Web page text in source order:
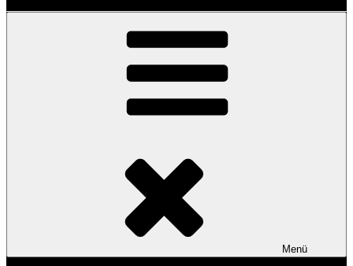
Menü